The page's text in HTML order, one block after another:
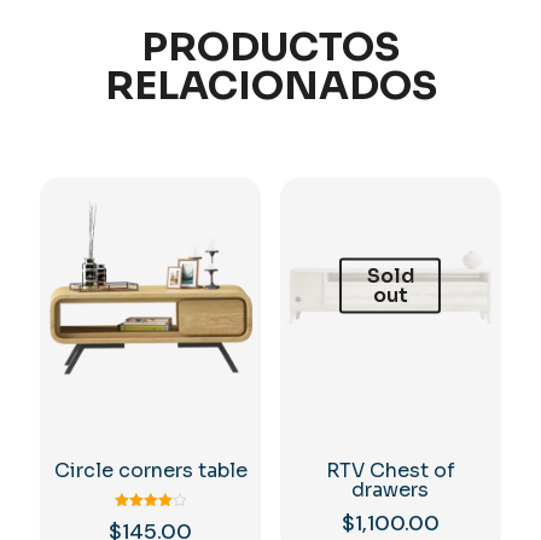
PRODUCTOS
RELACIONADOS
Circle corners table
con
$145.00
Sold
out
RTV Chest of
drawers
$1,100.00